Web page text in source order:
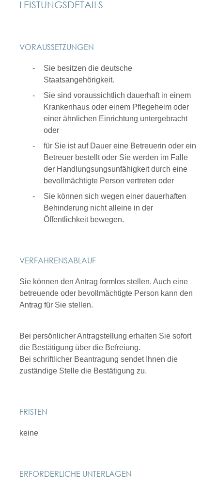
LEISTUNGSDETAILS
VORAUSSETZUNGEN
Sie besitzen die deutsche
Staatsangehörigkeit.
Sie sind voraussichtlich dauerhaft in einem
Krankenhaus oder einem Pflegeheim oder
einer ähnlichen Einrichtung untergebracht
oder
für Sie ist auf Dauer eine Betreuerin oder ein
Betreuer bestellt oder Sie werden im Falle
der Handlungsungsunfähigkeit durch eine
bevollmächtigte Person vertreten oder
Sie können sich wegen einer dauerhaften
Behinderung nicht alleine in der
Öffentlichkeit bewegen.
VERFAHRENSABLAUF
Sie können den Antrag formlos stellen. Auch eine
betreuende oder bevollmächtigte Person kann den
Antrag für Sie stellen.
Bei persönlicher Antragstellung erhalten Sie sofort
die Bestätigung über die Befreiung.
Bei schriftlicher Beantragung sendet Ihnen die
zuständige Stelle die Bestätigung zu.
FRISTEN
keine
ERFORDERLICHE UNTERLAGEN